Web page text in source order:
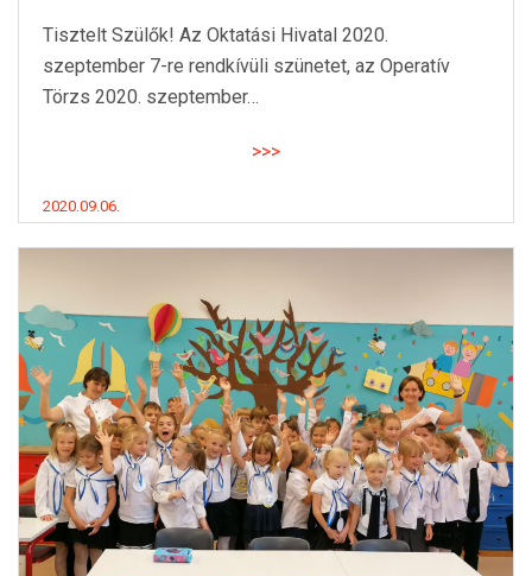
Tisztelt Szülők! Az Oktatási Hivatal 2020.
szeptember 7-re rendkívüli szünetet, az Operatív
Törzs 2020. szeptember…
>>>
2020.09.06.